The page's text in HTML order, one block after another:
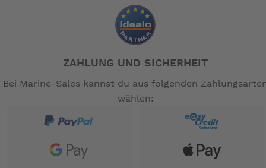
ZAHLUNG UND SICHERHEIT
Bei Marine-Sales kannst du aus folgenden
wählen: